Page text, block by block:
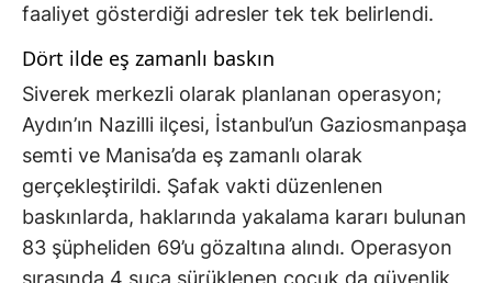
faaliyet gösterdiği adresler tek tek belirlendi.
Dört ilde eş zamanlı baskın
Siverek merkezli olarak planlanan operasyon;
Aydın’ın Nazilli ilçesi, İstanbul’un Gaziosmanpaşa
semti ve Manisa’da eş zamanlı olarak
gerçekleştirildi. Şafak vakti düzenlenen
baskınlarda, haklarında yakalama kararı bulunan
83 şüpheliden 69’u gözaltına alındı. Operasyon
sırasında 4 suça sürüklenen çocuk da güvenlik